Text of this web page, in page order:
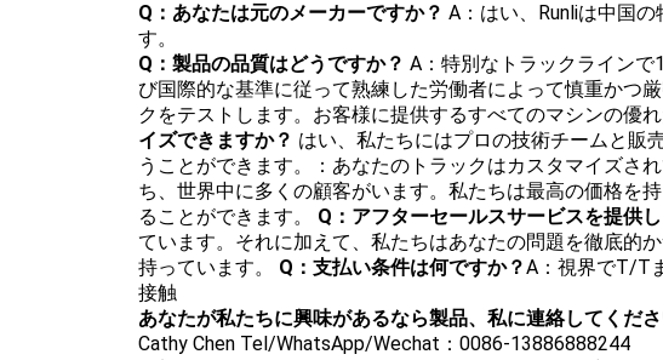
Q：あなたは元のメーカーですか？ A：はい、Runliは中国
す。
Q：製品の品質はどうですか？ A：特別なトラックライン
び国際的な基準に従って熟練した労働者によって慎重かつ
クをテストします。お客様に提供するすべてのマシンの優
イズできますか？ はい、私たちにはプロの技術チームと販
うことができます。：あなたのトラックはカスタマイズされ
ち、世界中に多くの顧客がいます。私たちは最高の価格を
ることができます。
Q：アフターセールスサービスを提供
ています。それに加えて、私たちはあなたの問題を徹底的
持っています。
Q：支払い条件は何ですか？A：視界でT/T
接触
あなたが私たちに興味があるなら製品、私に連絡してくださ
Cathy Chen Tel/WhatsApp/Wechat：0086-13886888244